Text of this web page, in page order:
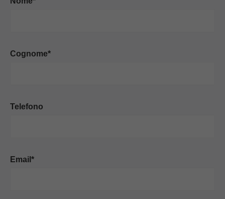
Cognome*
Telefono
Email*